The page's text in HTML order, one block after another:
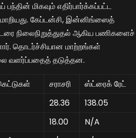
மிகவும் எதிர்பார்க்கப்பட்ட
மாறியது. கேப்டன்சி, இன்னிங்ஸைத்
நிலைநிறுத்துதல் ஆகிய பணிகளைச்
தொடர்ச்சியான மாற்றங்கள்
வளர்ப்பதைத் தடுத்தன.
சராசரி
ஸ்ட்ரைக் ரேட்
28.36
138.05
18.00
N/A